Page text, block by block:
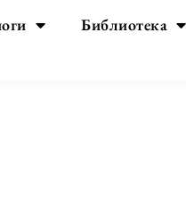
Библиотека